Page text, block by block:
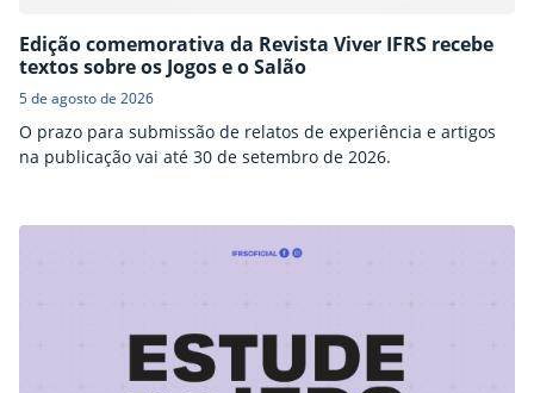
Edição comemorativa da Revista Viver IFRS recebe
textos sobre os Jogos e o Salão
5 de agosto de 2026
O prazo para submissão de relatos de experiência e artigos
na publicação vai até 30 de setembro de 2026.